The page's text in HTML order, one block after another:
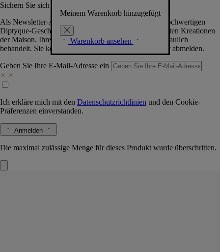
Meinem Warenkorb hinzugefügt
Warenkorb ansehen
Sichern Sie sich exklusive Vorteile
Als Newsletter-Abonnent.in erhalten Sie Zugang zu hochwertigen
Diptyque-Geschenken, Events & News über die neuesten Kreationen
der Maison. Ihre Daten werden selbstverständlich vertraulich
behandelt. Sie können sich jederzeit problemlos wieder abmelden.
Geben Sie Ihre E-Mail-Adresse ein
Ich erkläre mich mit den Datenschutzrichtlinien und den Cookie-
Präferenzen einverstanden.
Anmelden
Die maximal zulässige Menge für dieses Produkt wurde überschritten.